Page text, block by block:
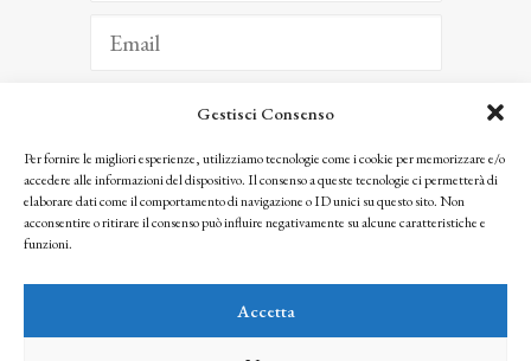
Gestisci Consenso
Per fornire le migliori esperienze, utilizziamo tecnologie come i cookie per memorizzare e/o
accedere alle informazioni del dispositivo. Il consenso a queste tecnologie ci permetterà di
elaborare dati come il comportamento di navigazione o ID unici su questo sito. Non
acconsentire o ritirare il consenso può influire negativamente su alcune caratteristiche e
funzioni.
Accetta
ISCRIVITI
Facendo clic per iscriverti, riconosci che le tue informazioni saranno trattate
seguendo la nostra Privacy Policy
© 2025 Istituto Matteucci. All right reserved
l’autorizzazione scritta dei proprietari dei diritti e dell’Istituto Matteucci